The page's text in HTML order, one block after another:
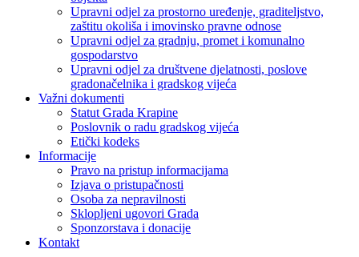
Upravni odjel za prostorno uređenje, graditeljstvo,
zaštitu okoliša i imovinsko pravne odnose
Upravni odjel za gradnju, promet i komunalno
gospodarstvo
Upravni odjel za društvene djelatnosti, poslove
gradonačelnika i gradskog vijeća
Važni dokumenti
Statut Grada Krapine
Poslovnik o radu gradskog vijeća
Etički kodeks
Informacije
Pravo na pristup informacijama
Izjava o pristupačnosti
Osoba za nepravilnosti
Sklopljeni ugovori Grada
Sponzorstava i donacije
Kontakt